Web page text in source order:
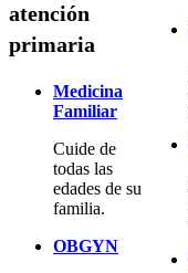
atención
primaria
Medicina
Familiar
Cuide de
todas las
edades de su
familia.
OBGYN